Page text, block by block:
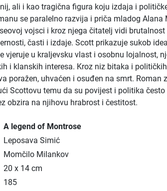
ali i kao tragična figura koju izdaja i
se paralelno razvija i priča mladog Alana
vojsci i kroz njega čitatelj vidi
časti i izdaje. Scott prikazuje sukob
vjeruje u kraljevsku vlast i osobnu lojalnost,
i klanskih interesa. Kroz niz bitaka i
poražen, uhvaćen i osuđen na smrt. Roman
Scottovu temu da su povijest i politika
obzira na njihovu hrabrost i čestitost.
A legend of Montrose
Leposava Simić
Momčilo Milankov
20 x 14 cm
185